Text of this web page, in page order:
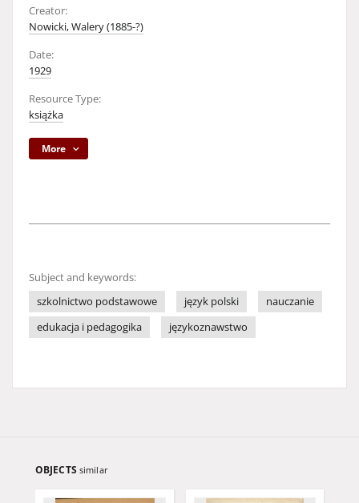
Creator:
Nowicki, Walery (1885-?)
Date:
1929
Resource Type:
książka
More
Subject and keywords:
szkolnictwo podstawowe
język polski
nauczanie
edukacja i pedagogika
językoznawstwo
OBJECTS similar